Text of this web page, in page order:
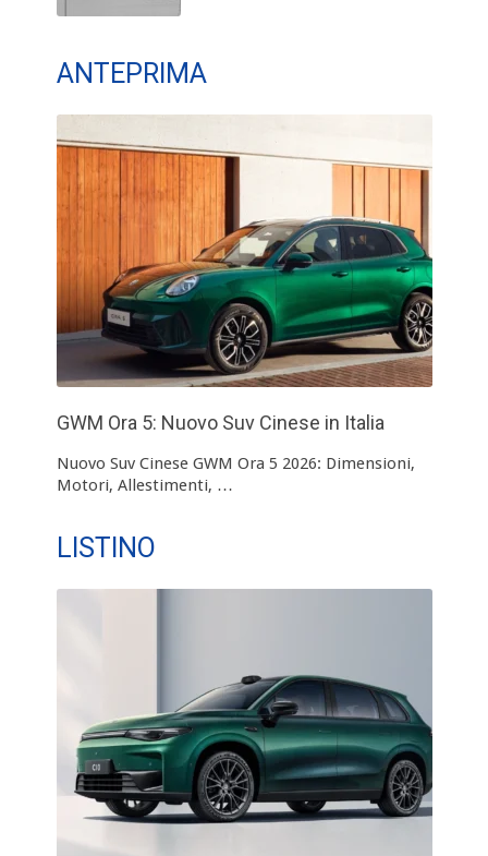
ANTEPRIMA
GWM Ora 5: Nuovo Suv Cinese in Italia
Nuovo Suv Cinese GWM Ora 5 2026: Dimensioni,
Motori, Allestimenti, …
LISTINO